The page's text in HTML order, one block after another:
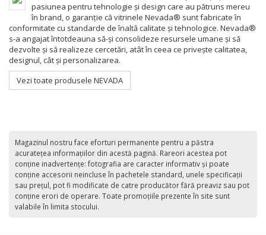
pasiunea pentru tehnologie și design care au pătruns mereu
în brand, o garanție că vitrinele Nevada® sunt fabricate în
conformitate cu standarde de înaltă calitate și tehnologice. Nevada®
s-a angajat întotdeauna să-și consolideze resursele umane și să
dezvolte și să realizeze cercetări, atât în ​​ceea ce privește calitatea,
designul, cât și personalizarea.
Vezi toate produsele NEVADA
Magazinul nostru face eforturi permanente pentru a păstra
acurateţea informaţiilor din acestă pagină. Rareori acestea pot
conţine inadvertenţe: fotografia are caracter informativ şi poate
conţine accesorii neincluse în pachetele standard, unele specificaţii
sau preţul, pot fi modificate de catre producător fără preaviz sau pot
conţine erori de operare. Toate promoţiile prezente în site sunt
valabile în limita stocului.